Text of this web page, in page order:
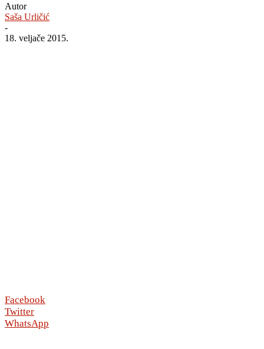
Autor
Saša Urličić
-
18. veljače 2015.
Facebook
Twitter
WhatsApp